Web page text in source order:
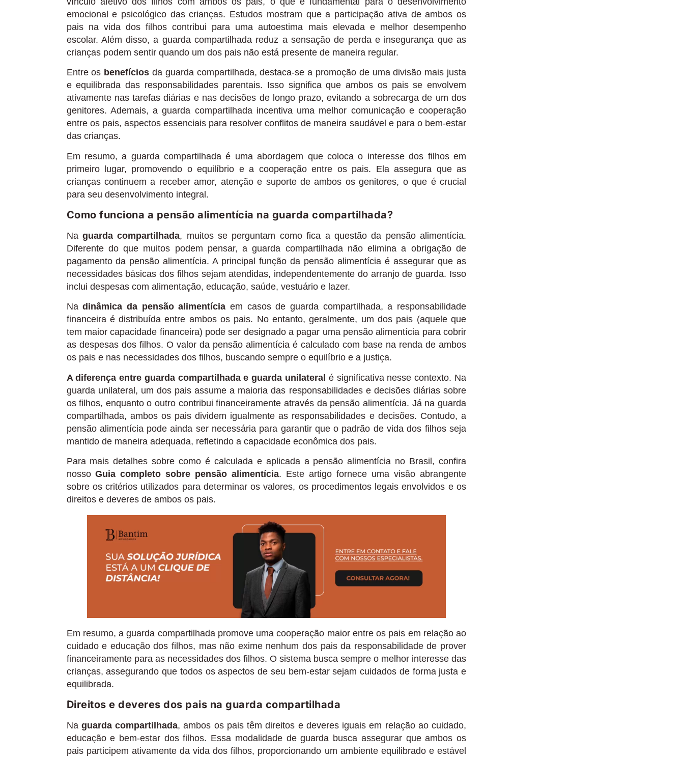
emocional e psicológico das crianças. Estudos mostram que a participação ativa de ambos os
pais na vida dos filhos contribui para uma autoestima mais elevada e melhor desempenho
escolar. Além disso, a guarda compartilhada reduz a sensação de perda e insegurança que as
crianças podem sentir quando um dos pais não está presente de maneira regular.
Entre os benefícios da guarda compartilhada, destaca-se a promoção de uma divisão mais justa
e equilibrada das responsabilidades parentais. Isso significa que ambos os pais se envolvem
ativamente nas tarefas diárias e nas decisões de longo prazo, evitando a sobrecarga de um dos
genitores. Ademais, a guarda compartilhada incentiva uma melhor comunicação e cooperação
entre os pais, aspectos essenciais para resolver conflitos de maneira saudável e para o bem-estar
das crianças.
Em resumo, a guarda compartilhada é uma abordagem que coloca o interesse dos filhos em
primeiro lugar, promovendo o equilíbrio e a cooperação entre os pais. Ela assegura que as
crianças continuem a receber amor, atenção e suporte de ambos os genitores, o que é crucial
para seu desenvolvimento integral.
Como funciona a pensão alimentícia na guarda compartilhada?
Na guarda compartilhada, muitos se perguntam como fica a questão da pensão alimentícia.
Diferente do que muitos podem pensar, a guarda compartilhada não elimina a obrigação de
pagamento da pensão alimentícia. A principal função da pensão alimentícia é assegurar que as
necessidades básicas dos filhos sejam atendidas, independentemente do arranjo de guarda. Isso
inclui despesas com alimentação, educação, saúde, vestuário e lazer.
Nadinâmica da pensão alimentícia em casos de guarda compartilhada, a responsabilidade
financeira é distribuída entre ambos os pais. No entanto, geralmente, um dos pais (aquele que
tem maior capacidade financeira) pode ser designado a pagar uma pensão alimentícia para cobrir
as despesas dos filhos. O valor da pensão alimentícia é calculado com base na renda de ambos
os pais e nas necessidades dos filhos, buscando sempre o equilíbrio e a justiça.
A diferença entre guarda compartilhada e guarda unilateral é significativa nesse contexto. Na
guarda unilateral, um dos pais assume a maioria das responsabilidades e decisões diárias sobre
os filhos, enquanto o outro contribui financeiramente através da pensão alimentícia. Já na guarda
compartilhada, ambos os pais dividem igualmente as responsabilidades e decisões. Contudo, a
pensão alimentícia pode ainda ser necessária para garantir que o padrão de vida dos filhos seja
mantido de maneira adequada, refletindo a capacidade econômica dos pais.
Para mais detalhes sobre como é calculada e aplicada a pensão alimentícia no Brasil, confira
nossoGuia completo sobre pensão alimentícia. Este artigo fornece uma visão abrangente
sobre os critérios utilizados para determinar os valores, os procedimentos legais envolvidos e os
direitos e deveres de ambos os pais.
Em resumo, a guarda compartilhada promove uma cooperação maior entre os pais em relação ao
cuidado e educação dos filhos, mas não exime nenhum dos pais da responsabilidade de prover
financeiramente para as necessidades dos filhos. O sistema busca sempre o melhor interesse das
crianças, assegurando que todos os aspectos de seu bem-estar sejam cuidados de forma justa e
equilibrada.
Direitos e deveres dos pais na guarda compartilhada
Na guarda compartilhada, ambos os pais têm direitos e deveres iguais em relação ao cuidado,
educação e bem-estar dos filhos. Essa modalidade de guarda busca assegurar que ambos os
pais participem ativamente da vida dos filhos, proporcionando um ambiente equilibrado e estável